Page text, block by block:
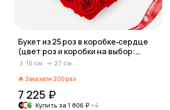
Букет из 25 роз в коробке‑сердце
(цвет роз и коробки на выбор:
красный/розовый/белый)
15 см 27 см
Заказали 200раз
7 225 ₽
Купить за 1 806 ₽ ×4